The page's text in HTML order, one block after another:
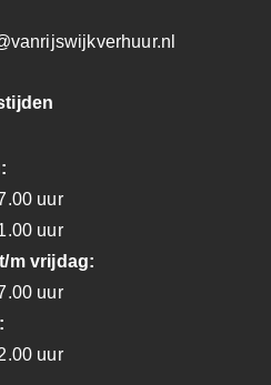
uur
uur
m vrijdag:
uur
uur